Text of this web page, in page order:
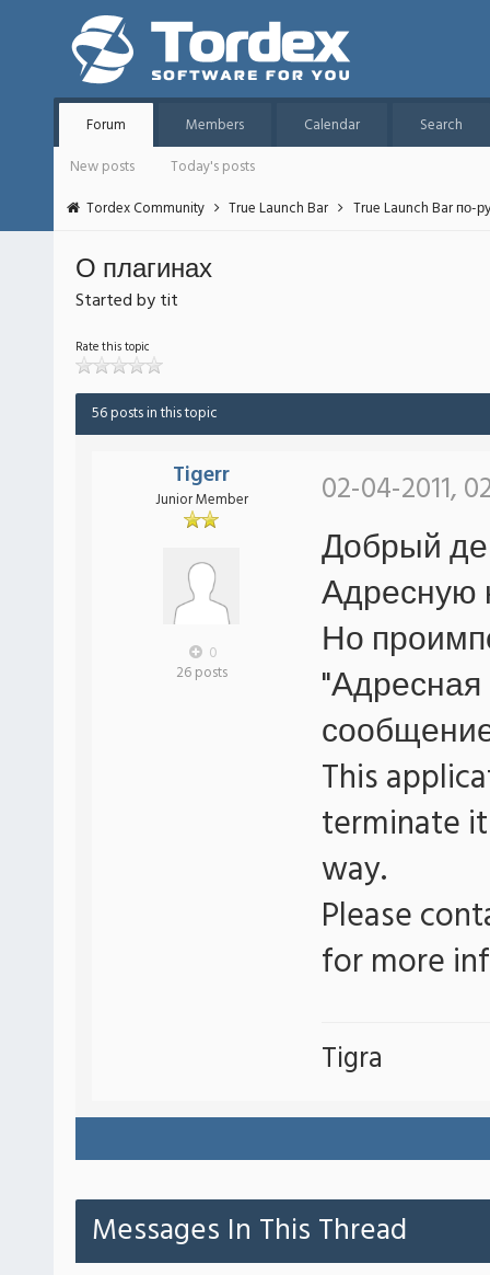
Forum Members Calendar
Search
New posts
Today's posts
Tordex Community
True Launch Bar True Launch Bar по-
О плагинах
Started by tit
Rate this topic
56 posts in this topic
Tigerr
Junior Member
0
26 posts
02-04-2011,
Добрый
Адресную
Но
"Адресная
This
terminate
way.
Please
for more
Tigra
Messages In This Thread